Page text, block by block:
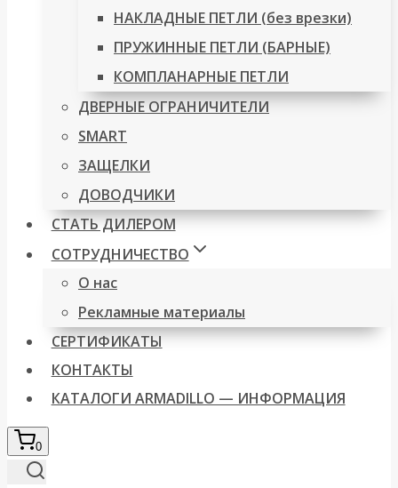
НАКЛАДНЫЕ ПЕТЛИ (без врезки)
ПРУЖИННЫЕ ПЕТЛИ (БАРНЫЕ)
КОМПЛАНАРНЫЕ ПЕТЛИ
ДВЕРНЫЕ ОГРАНИЧИТЕЛИ
SMART
ЗАЩЕЛКИ
ДОВОДЧИКИ
СТАТЬ ДИЛЕРОМ
СОТРУДНИЧЕСТВО
О нас
Рекламные материалы
СЕРТИФИКАТЫ
КОНТАКТЫ
КАТАЛОГИ ARMADILLO — ИНФОРМАЦИЯ
0